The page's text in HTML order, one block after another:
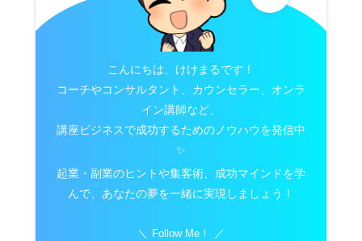
こんにちは、けけまるです！
コーチやコンサルタント、カウンセラー、オンラ
イン講師など、
講座ビジネスで成功するためのノウハウを発信中
✨
起業・副業のヒントや集客術、成功マインドを学
んで、あなたの夢を一緒に実現しましょう！
Follow Me！